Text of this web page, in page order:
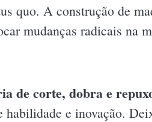
quo. A construção de
mudanças radicais na
de corte, dobra e
e inovação.